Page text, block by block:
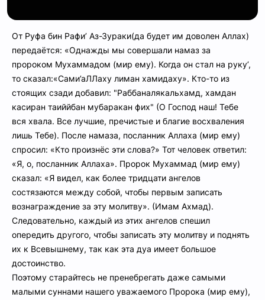
От Руфа бин Рафи’ Аз-Зураки(да будет им доволен Аллах)
передаётся: «Однажды мы совершали намаз за
пророком Мухаммадом (мир ему). Когда он стал на руку’,
то сказал:«Сами’аЛЛаху лиман хамидаху». Кто-то из
стоящих сзади добавил: "Раббаналякальхамд, хамдан
касиран таиййбан мубаракан фих" (О Господ наш! Тебе
вся хвала. Все лучшие, пречистые и благие восхваления
лишь Тебе). После намаза, посланник Аллаха (мир ему)
спросил: «Кто произнёс эти слова?» Тот человек ответил:
«Я, о, посланник Аллаха». Пророк Мухаммад (мир ему)
сказал: «Я видел, как более тридцати ангелов
состязаются между собой, чтобы первым записать
вознаграждение за эту молитву». (Имам Ахмад).
Следовательно, каждый из этих ангелов спешил
опередить другого, чтобы записать эту молитву и поднять
их к Всевышнему, так как эта дуа имеет большое
достоинство.
Поэтому старайтесь не пренебрегать даже самыми
малыми суннами нашего уважаемого Пророка (мир ему),